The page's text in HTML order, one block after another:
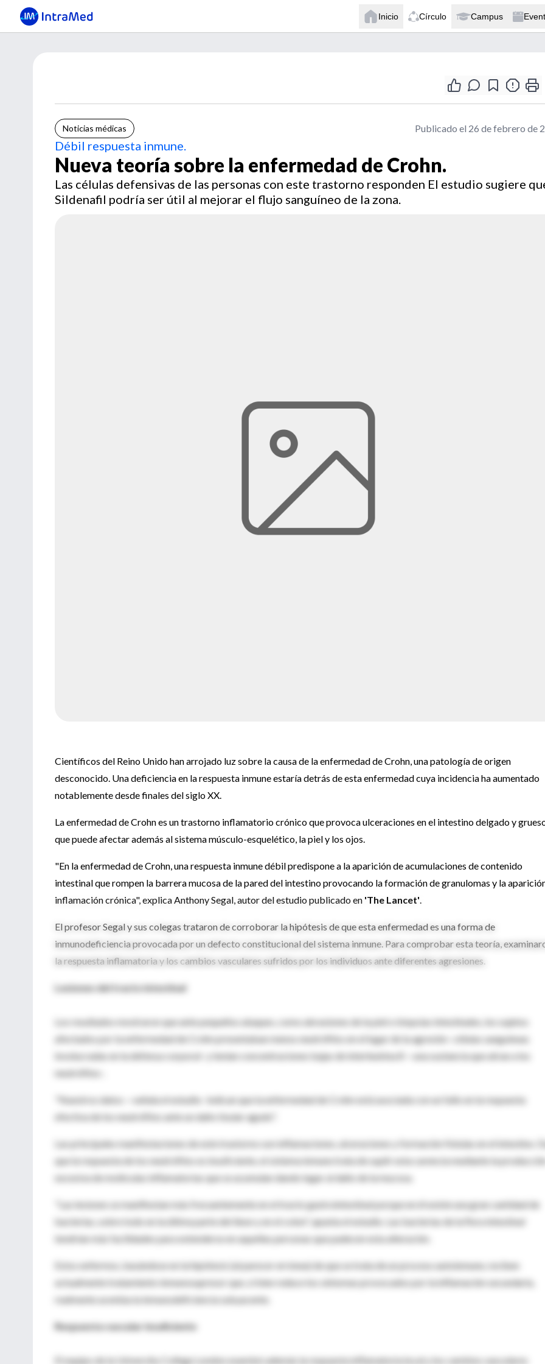
Inicio Círculo Campus
Noticias médicas Publicado el 26 de febrero de
Débil respuesta inmune.
Nueva teoría sobre la enfermedad de Crohn.
Las células defensivas de las personas con este trastorno responden El estudio sugiere
Sildenafil podría ser útil al mejorar el flujo sanguíneo de la zona.
Científicos del Reino Unido han arrojado luz sobre la causa de la enfermedad de Crohn, una patología de origen
desconocido. Una deficiencia en la respuesta inmune estaría detrás de esta enfermedad cuya incidencia ha aumentado
notablemente desde finales del siglo XX.
La enfermedad de Crohn es un trastorno inflamatorio crónico que provoca ulceraciones en el intestino delgado y
que puede afectar además al sistema músculo-esquelético, la piel y los ojos.
"En la enfermedad de Crohn, una respuesta inmune débil predispone a la aparición de acumulaciones de contenido
intestinal que rompen la barrera mucosa de la pared del intestino provocando la formación de granulomas y la
inflamación crónica", explica Anthony Segal, autor del estudio publicado en 'The Lancet'
El profesor Segal y sus colegas trataron de corroborar la hipótesis de que esta enfermedad es una forma de
inmunodeficiencia provocada por un defecto constitucional del sistema inmune. Para comprobar esta teoría,
la respuesta inflamatoria y los cambios vasculares sufridos por los individuos ante diferentes agresiones.
Lesiones del tracto intestinal
Los resultados mostraron que ante pequeños ataques, como abrasiones de la piel o biopsias intestinales, los sujetos
afectados por la enfermedad de Crohn presentaban menos neutrófilos en el lugar de la agresión -células sanguíneas
involucradas en la defensa corporal- y tenían concentraciones bajas de interleukina 8 —una sustancia que atrae a los
neutrófilos-.
"Nuestros datos —señala el estudio- indican que la enfermedad de Crohn está asociada con un fallo en la respuesta
efectiva de los neutrófilos ante un daño tisular agudo".
Las principales manifestaciones de este trastorno son inflamaciones, ulceraciones y formación fístulas en el intestino.
que la respuesta de los neutrófilos es insuficiente, el sistema inmune trata de suplir esta carencia mediante la producción
excesiva de moléculas inflamatorias que se acumulan dando lugar al daño de la mucosa.
"Las lesiones se manifiestan más frecuentemente en el tracto gastrointestinal porque en él existe una gran cantidad de
bacterias, sobre todo en la última parte del íleon y en el colon", apunta el estudio. Las bacterias de la flora intestinal
tendrían más facilidades para extenderse en aquellas personas que padecen esta alteración.
Estos enfermos, basándose en la hipótesis (al parecer errónea) de que se trata de un proceso autoinmune, reciben
actualmente tratamiento inmunosupresor que, si bien reduce los síntomas provocados por la inflamación secundaria,
realmente acentúa la inmunodeficiencia subyacente.
Respuesta vascular insuficiente
El equipo de la University College London examinó además la respuesta inflamatoria local y los cambios vasculares